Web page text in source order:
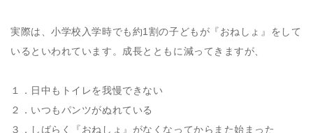
実際は、小学校入学時でも約1割の子どもが『おねしょ』をして
いるといわれています。成長とともに減ってきますが、
１．日中もトイレを我慢できない
２．いつもパンツがぬれている
３．しばらく『おねしょ』がなくなってからまた始まった